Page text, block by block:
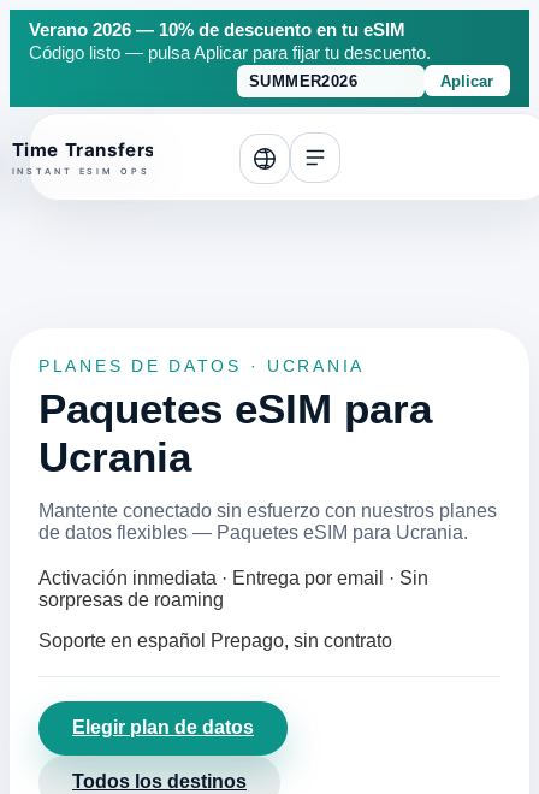
Verano 2026 — 10% de descuento en tu eSIM
Código listo — pulsa Aplicar para fijar tu descuento.
Aplicar
top
PLANES DE DATOS · UCRANIA
Paquetes eSIM para
Ucrania
Mantente conectado sin esfuerzo con nuestros planes
de datos flexibles — Paquetes eSIM para Ucrania.
Activación inmediata · Entrega por email · Sin
sorpresas de roaming
Soporte en español Prepago, sin contrato
Elegir plan de datos
Todos los destinos